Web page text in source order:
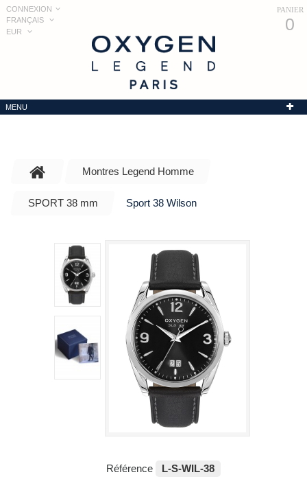
PANIER
0
EUR
FRANÇAIS
CONNEXION
MENU
Montres Legend Homme
SPORT 38 mm Sport 38 Wilson
Référence L-S-WIL-38